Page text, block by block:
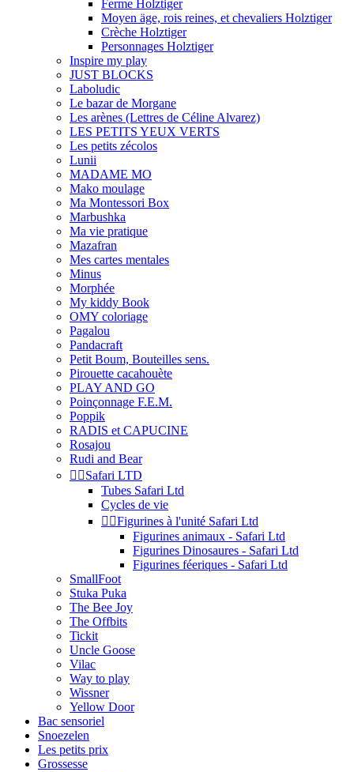
Ferme Holztiger
Moyen äge, rois reines, et chevaliers Holztiger
Crèche Holztiger
Personnages Holztiger
Inspire my play
JUST BLOCKS
Laboludic
Le bazar de Morgane
Les arènes (Lettres de Céline Alvarez)
LES PETITS YEUX VERTS
Les petits zécolos
Lunii
MADAME MO
Mako moulage
Ma Montessori Box
Marbushka
Ma vie pratique
Mazafran
Mes cartes mentales
Minus
Morphée
My kiddy Book
OMY coloriage
Pagalou
Pandacraft
Petit Boum, Bouteilles sens.
Pirouette cacahouète
PLAY AND GO
Poinçonnage F.E.M.
Poppik
RADIS et CAPUCINE
Rosajou
Rudi and Bear
 Safari LTD
Tubes Safari Ltd
Cycles de vie
 Figurines à l'unité Safari Ltd
Figurines animaux - Safari Ltd
Figurines Dinosaures - Safari Ltd
Figurines féeriques - Safari Ltd
SmallFoot
Stuka Puka
The Bee Joy
The Offbits
Tickit
Uncle Goose
Vilac
Way to play
Wissner
Yellow Door
Bac sensoriel
Snoezelen
Les petits prix
Grossesse